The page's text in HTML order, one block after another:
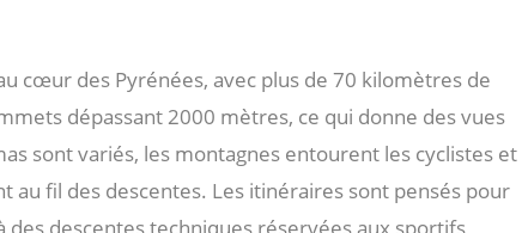
cœur des Pyrénées, avec plus de 70 kilomètres de
dépassant 2000 mètres, ce qui donne des vues
sont variés, les montagnes entourent les cyclistes et
au fil des descentes. Les itinéraires sont pensés pour